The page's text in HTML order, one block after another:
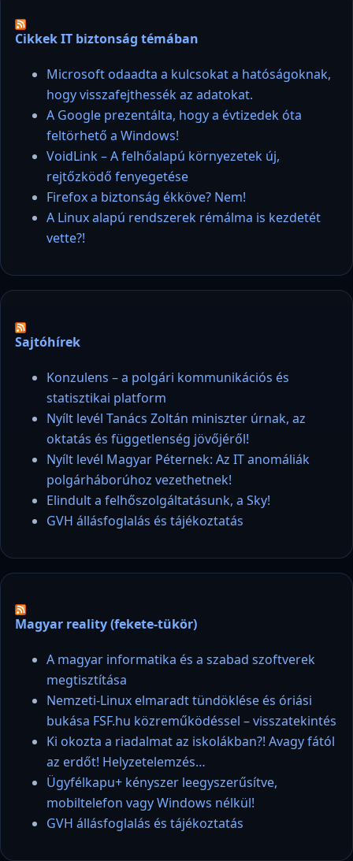
Cikkek IT biztonság témában
Microsoft odaadta a kulcsokat a hatóságoknak,
hogy visszafejthessék az adatokat.
A Google prezentálta, hogy a évtizedek óta
feltörhető a Windows!
VoidLink – A felhőalapú környezetek új,
rejtőzködő fenyegetése
Firefox a biztonság ékköve? Nem!
A Linux alapú rendszerek rémálma is kezdetét
vette?!
Sajtóhírek
Konzulens – a polgári kommunikációs és
statisztikai platform
Nyílt levél Tanács Zoltán miniszter úrnak, az
oktatás és függetlenség jövőjéről!
Nyílt levél Magyar Péternek: Az IT anomáliák
polgárháborúhoz vezethetnek!
Elindult a felhőszolgáltatásunk, a Sky!
GVH állásfoglalás és tájékoztatás
Magyar reality (fekete-tükör)
A magyar informatika és a szabad szoftverek
megtisztítása
Nemzeti-Linux elmaradt tündöklése és óriási
bukása FSF.hu közreműködéssel – visszatekintés
Ki okozta a riadalmat az iskolákban?! Avagy fától
az erdőt! Helyzetelemzés…
Ügyfélkapu+ kényszer leegyszerűsítve,
mobiltelefon vagy Windows nélkül!
GVH állásfoglalás és tájékoztatás